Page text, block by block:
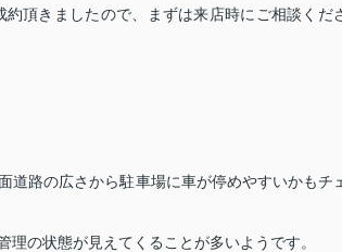
頂きましたので、まずは来店時にご相談くだ
道路の広さから駐車場に車が停めやすいかもチ
の状態が見えてくることが多いようです。